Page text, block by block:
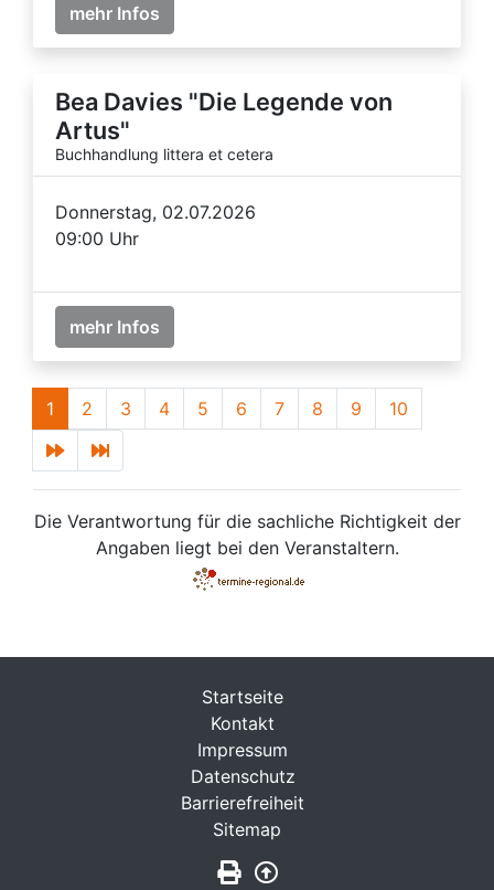
mehr Infos
Bea Davies "Die Legende von
Artus"
Buchhandlung littera et cetera
Donnerstag, 02.07.2026
09:00 Uhr
mehr Infos
1 2 3 4 5 6 7 8 9 10
Die Verantwortung für die sachliche Richtigkeit der
Angaben liegt bei den Veranstaltern.
Startseite
Kontakt
Impressum
Datenschutz
Barrierefreiheit
Sitemap
Seite drucken
Zurück nach oben